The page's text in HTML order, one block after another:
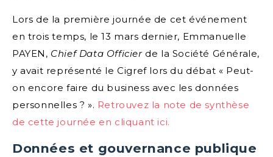
Lors de la première journée de cet événement
en trois temps, le 13 mars dernier, Emmanuelle
PAYEN, Chief Data Officierde la Société Générale,
y avait représenté le Cigref lors du débat « Peut-
on encore faire du business avec les données
personnelles ? ». Retrouvez la note de synthèse
de cette journée en cliquant ici.
Données et gouvernance publique